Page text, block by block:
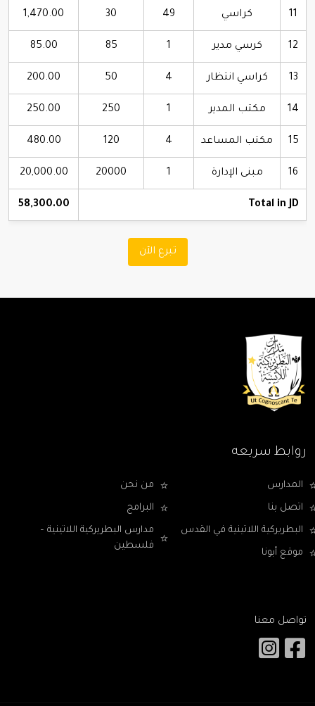
11 كراسي 49
30
1,470.00
12 كرسي مدير 1
85
85.00
13 كراسي انتظار 4
50
200.00
14 مكتب المدير 1
250
250.00
15 مكتب المساعد 4
120
480.00
16 مبنى الإدارة 1
20000
20,000.00
Total in JD
58,300.00
تبرع الآن
روابط سريعه
من نحن المدارس
البرامج اتصل بنا
مدارس البطريركية اللاتينية –
فلسطين
البطريركية اللاتينية في القدس
موقع أبونا
تواصل معنا